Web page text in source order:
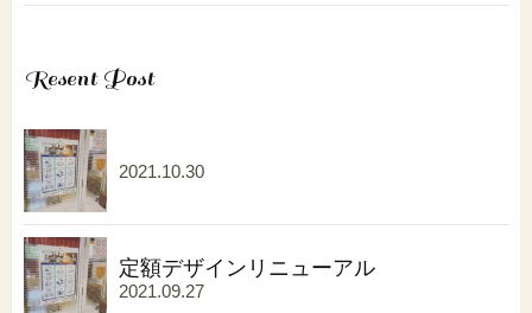
Resent Post
2021.10.30
定額デザインリニューアル
2021.09.27